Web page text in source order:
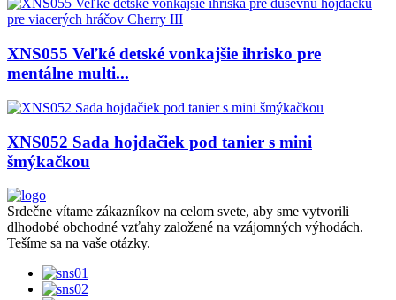
XNS055 Veľké detské vonkajšie ihrisko pre
mentálne multi...
XNS052 Sada hojdačiek pod tanier s mini
šmýkačkou
Srdečne vítame zákazníkov na celom svete, aby sme vytvorili
dlhodobé obchodné vzťahy založené na vzájomných výhodách.
Tešíme sa na vaše otázky.